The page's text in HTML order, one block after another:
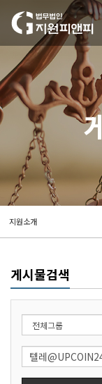
게시물검색